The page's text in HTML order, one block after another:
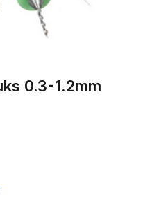
0.3-1.2mm